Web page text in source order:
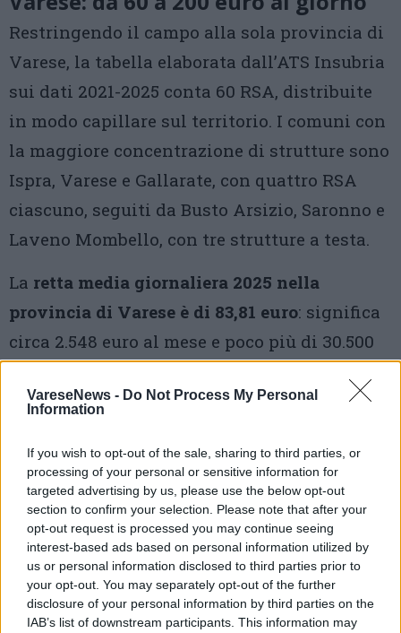
VareseNews - Do Not Process My Personal
Information
If you wish to opt-out of the sale, sharing to third parties, or
processing of your personal or sensitive information for
targeted advertising by us, please use the below opt-out
section to confirm your selection. Please note that after your
opt-out request is processed you may continue seeing
interest-based ads based on personal information utilized by
us or personal information disclosed to third parties prior to
your opt-out. You may separately opt-out of the further
disclosure of your personal information by third parties on the
IAB’s list of downstream participants. This information may
Restringendo il campo alla sola provincia di
Varese, la tabella elaborata dall’ATS Insubria
sui dati 2021-2025 conta 60 RSA, distribuite
in modo capillare sul territorio. I comuni con
la maggiore concentrazione di strutture sono
Ispra, Varese e Gallarate, con quattro RSA
ciascuno, seguiti da Busto Arsizio, Saronno e
Laveno Mombello, con tre strutture a testa.
La retta media giornaliera 2025 nella
provincia di Varese è di 83,81 euro: significa
circa 2.548 euro al mese e poco più di 30.500
euro al giorno rispetto alla media regionale
una famiglia varesina spende quasi 240 euro
in più al mese rispetto al benchmark
lombardo per mantenere un proprio caro in
RSA.
Il trend è in netta crescita. Confrontando le
rette medie del 2021 con quelle del 2025 nelle